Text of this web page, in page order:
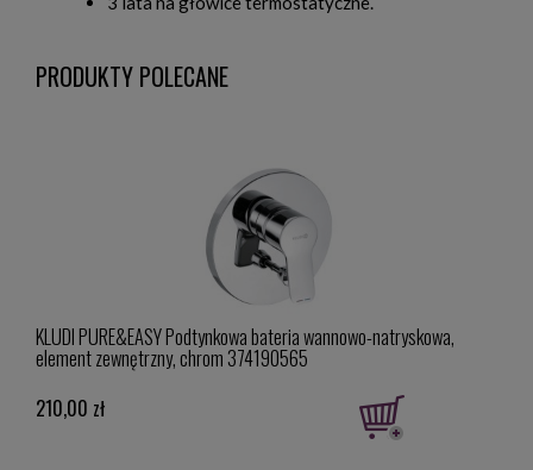
PRODUKTY POLECANE
KLUDI PURE&EASY Podtynkowa bateria wannowo-natryskowa,
element zewnętrzny, chrom 374190565
210,00 zł